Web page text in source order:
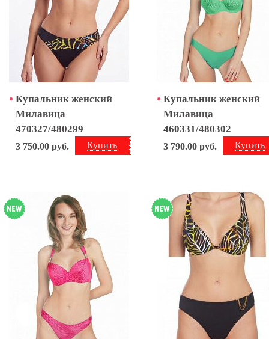
Купальник женский
Милавица
470327/480299
Купить
3 750.00 руб.
Купальник женский
Милавица
460331/480302
Купить
3 790.00 руб.